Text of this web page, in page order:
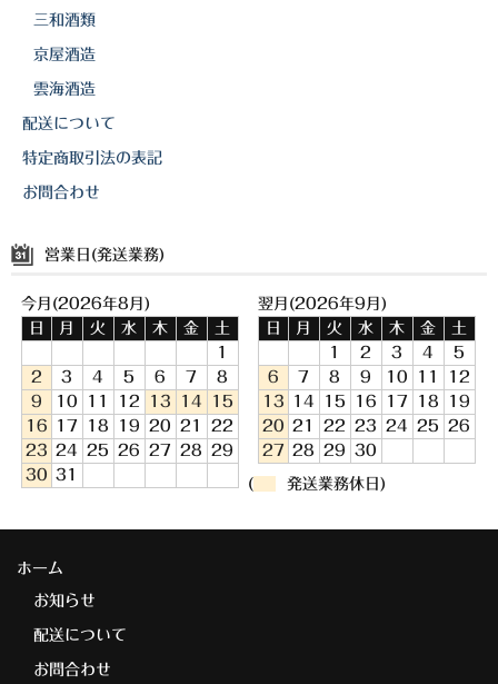
三和酒類
京屋酒造
雲海酒造
配送について
特定商取引法の表記
お問合わせ
営業日(発送業務)
今月(2026年8月)
日
月 火 水 木 金
土
1
2
3 4 5 6 7
8
9
10 11 12 13 14
15
16
17 18 19 20 21
22
23 24 25 26 27 28
29
30 31
翌月(2026年9月)
日
月 火 水 木 金
土
1
2 3 4
5
6
7 8 9 10 11
12
13
14 15 16 17 18
19
20 21 22 23 24 25
26
27 28 29 30
( 発送業務休日)
ホーム
お知らせ
配送について
お問合わせ